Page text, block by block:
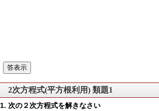
2次方程式(平方根利用) 類題1
次の２次方程式を解きなさい